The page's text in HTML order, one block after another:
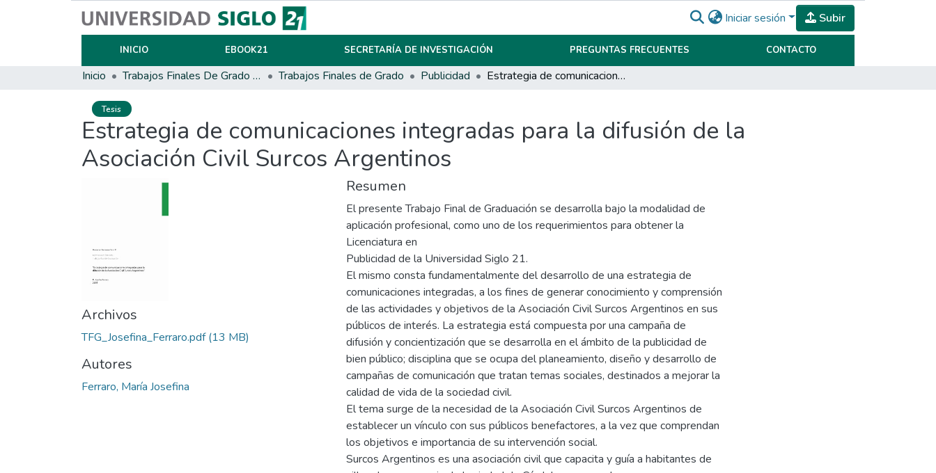
Iniciar sesión Subir
INICIO EBOOK21 SECRETARÍA DE INVESTIGACIÓN PREGUNTAS FRECUENTES CONTACTO
Inicio Trabajos Finales De Grado Y Posgrado Trabajos Finales de Grado Publicidad Estrategia de comunicaciones integradas para la difusión de la Asociación Civil Surcos Argentinos
Tesis
Estrategia de comunicaciones integradas para la difusión de la
Asociación Civil Surcos Argentinos
Archivos
TFG_Josefina_Ferraro.pdf(13 MB)
Autores
Ferraro, María Josefina
Resumen
El presente Trabajo Final de Graduación se desarrolla bajo la modalidad de
aplicación profesional, como uno de los requerimientos para obtener la
Licenciatura en
Publicidad de la Universidad Siglo 21.
El mismo consta fundamentalmente del desarrollo de una estrategia de
comunicaciones integradas, a los fines de generar conocimiento y comprensión
de las actividades y objetivos de la Asociación Civil Surcos Argentinos en sus
públicos de interés. La estrategia está compuesta por una campaña de
difusión y concientización que se desarrolla en el ámbito de la publicidad de
bien público; disciplina que se ocupa del planeamiento, diseño y desarrollo de
campañas de comunicación que tratan temas sociales, destinados a mejorar la
calidad de vida de la sociedad civil.
El tema surge de la necesidad de la Asociación Civil Surcos Argentinos de
establecer un vínculo con sus públicos benefactores, a la vez que comprendan
los objetivos e importancia de su intervención social.
Surcos Argentinos es una asociación civil que capacita y guía a habitantes de